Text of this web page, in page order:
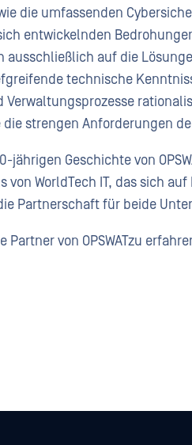
die umfassenden
entwickelnden
ausschließlich auf die
technische
Verwaltungsprozesse
strengen Anforderungen
jährigen Geschichte von
von WorldTech IT, das sich
Partnerschaft für beide
Partner von OPSWATzu